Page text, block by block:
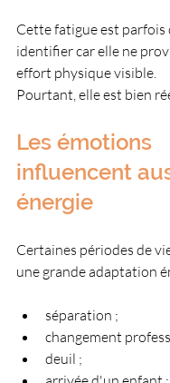
Cette fatigue est parfois
identifier car elle ne
effort physique visible.
Pourtant, elle est bien
Les émotions
influencent
énergie
Certaines périodes de
une grande adaptation
séparation ;
changement
deuil ;